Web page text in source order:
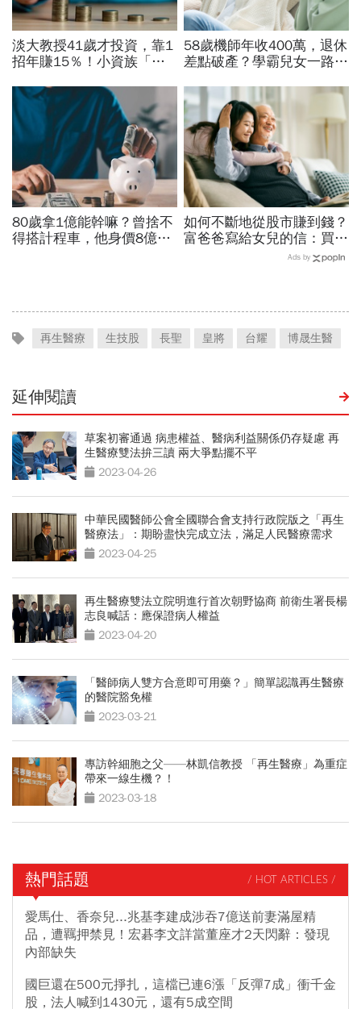
淡大教授41歲才投資，靠1
招年賺15％！小資族「勝
0050搭配這1種「越簡單越
好賺」
58歲機師年收400萬，退休
差點破產？學霸兒女一路私
款：賺再多都可能被三座大
山壓垮
80歲拿1億能幹嘛？曾捨不
得搭計程車，他身價8億後
如何不斷地從股市賺到錢？
富爸爸寫給女兒的信：買股
票，一生不能踩的3條紅線
Ads by
再生醫療 生技股 長聖 皇將 台耀 博晟生醫
延伸閱讀
草案初審通過 病患權益、醫病利益關係仍存疑慮 再
生醫療雙法拚三讀 兩大爭點擺不平
2023-04-26
中華民國醫師公會全國聯合會支持行政院版之「再生
醫療法」：期盼盡快完成立法，滿足人民醫療需求
2023-04-25
再生醫療雙法立院明進行首次朝野協商 前衛生署長楊
志良喊話：應保證病人權益
2023-04-20
「醫師病人雙方合意即可用藥？」簡單認識再生醫療
的醫院豁免權
2023-03-21
專訪幹細胞之父——林凱信教授 「再生醫療」為重症
帶來一線生機？！
2023-03-18
熱門話題 / HOT ARTICLES /
愛馬仕、香奈兒...兆基李建成涉吞7億送前妻滿屋精
品，遭羈押禁見！宏碁李文詳當董座才2天閃辭：發現
內部缺失
國巨還在500元掙扎，這檔已連6漲「反彈7成」衝千金
股，法人喊到1430元，還有5成空間